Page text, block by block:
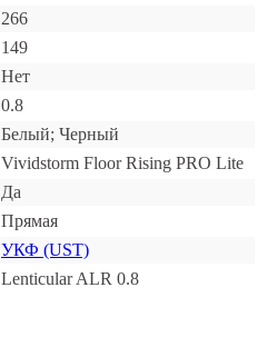
266
149
Нет
0.8
Белый; Черный
Vividstorm Floor Rising PRO Lite
Да
Прямая
УКФ (UST)
Lenticular ALR 0.8